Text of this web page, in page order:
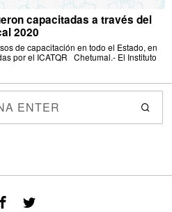
capacitadas a través del
2020
de capacitación en todo el Estado, en
por el ICATQR Chetumal.- El Instituto